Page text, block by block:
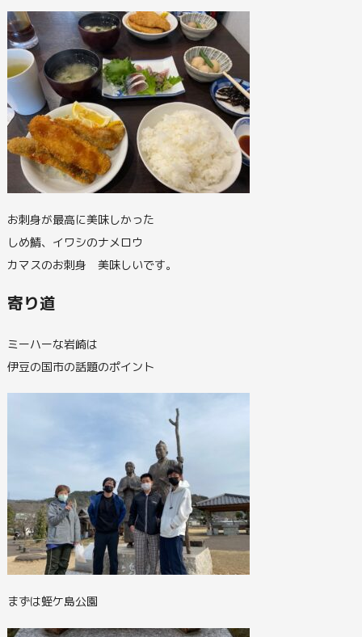
お刺身が最高に美味しかった
しめ鯖、イワシのナメロウ
カマスのお刺身 美味しいです。
寄り道
ミーハーな岩崎は
伊豆の国市の話題のポイント
まずは蛭ケ島公園